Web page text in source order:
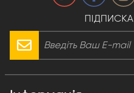
ПІДПИСКА